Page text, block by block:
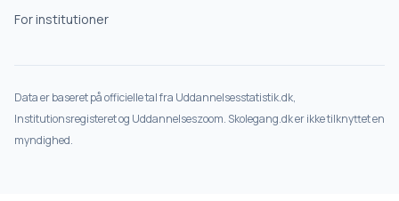
For institutioner
Data er baseret på officielle tal fra Uddannelsesstatistik.dk,
Institutionsregisteret og Uddannelseszoom. Skolegang.dk er ikke tilknyttet en
myndighed.